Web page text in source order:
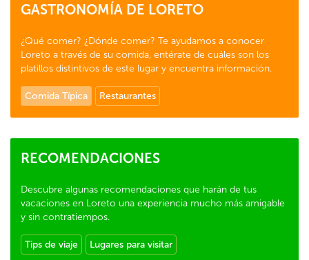
GASTRONOMÍA DE LORETO
¿Qué comer? ¿Dónde comer? Te ayudamos a conocer
Loreto a través de su comida, entérate de cuáles son los
platillos distintivos de este lugar y encuentra información.
Comida Típica Restaurantes
RECOMENDACIONES
Descubre algunas recomendaciones que harán de tus
vacaciones en Loreto una experiencia mucho más amigable
y sin contratiempos.
Tips de viaje Lugares para visitar